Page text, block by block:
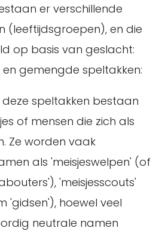
er verschillende
(leeftijdsgroepen), en die
op basis van geslacht:
gemengde speltakken:
deze speltakken bestaan
of mensen die zich als
Ze worden vaak
als 'meisjeswelpen' (of
'meisjesscouts'
'gidsen'), hoewel veel
neutrale namen